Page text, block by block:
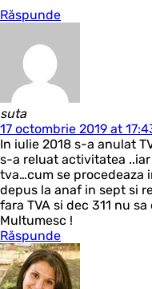
Răspunde
suta
17 octombrie 2019 at
In iulie 2018 s-a anulat
s-a reluat activitatea
tva…cum se procedeaza
depus la anaf in sept si
fara TVA si dec 311 nu
Multumesc !
Răspunde